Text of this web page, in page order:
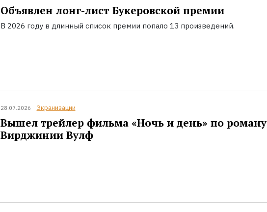
Объявлен лонг-лист Букеровской премии
В 2026 году в длинный список премии попало 13 произведений.
28.07.2026 Экранизации
Вышел трейлер фильма «Ночь и день» по роману
Вирджинии Вулф